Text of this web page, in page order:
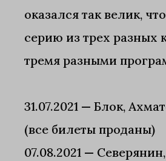
оказался так велик,
серию из трех разных
тремя разными
31.07.2021 — Блок,
(все билеты проданы)
07.08.2021 —